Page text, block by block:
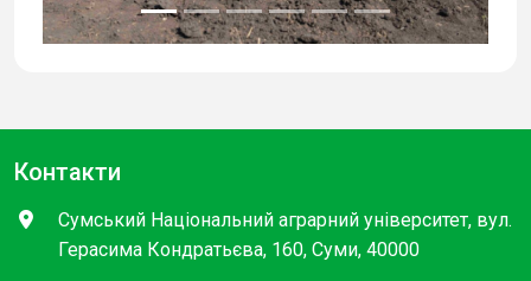
Контакти
Сумський Національний аграрний університет, вул.
Герасима Кондратьєва, 160, Суми, 40000